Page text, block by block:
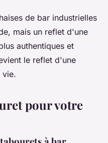
de bar industrielles
mais un reflet d'une
authentiques et
le reflet d'une
vie.
pour votre